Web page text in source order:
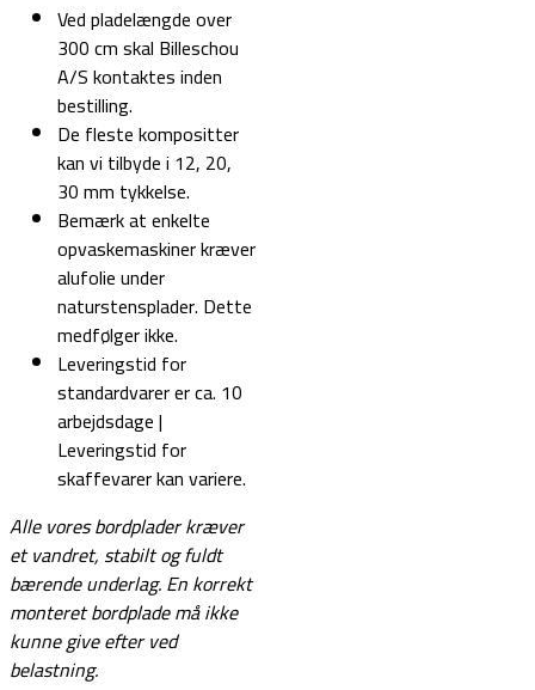
Ved pladelængde over
300 cm skal Billeschou
A/S kontaktes inden
bestilling.
De fleste kompositter
kan vi tilbyde i 12, 20,
30 mm tykkelse.
Bemærk at enkelte
opvaskemaskiner kræver
alufolie under
naturstensplader. Dette
medfølger ikke.
Leveringstid for
standardvarer er ca. 10
arbejdsdage |
Leveringstid for
skaffevarer kan variere.
Alle vores bordplader kræver
et vandret, stabilt og fuldt
bærende underlag.En korrekt
monteret bordplade må ikke
kunne give efter ved
belastning.